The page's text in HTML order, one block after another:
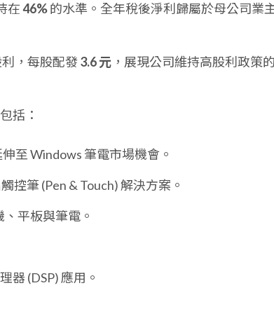
在46%的水準。全年稅後淨利歸屬於母公司業
利，每股配發3.6 元 ，展現公司維持高股利政策
括：
至 Windows 筆電市場機會。
控筆 (Pen & Touch) 解決方案。
平板與筆電。
器 (DSP) 應用。